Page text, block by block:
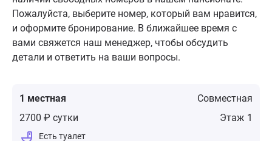
Пожалуйста, выберите номер, который вам нравится,
и оформите бронирование. В ближайшее время с
вами свяжется наш менеджер, чтобы обсудить
детали и ответить на ваши вопросы.
1 местная
Совместная
1
2700 ₽ сутки